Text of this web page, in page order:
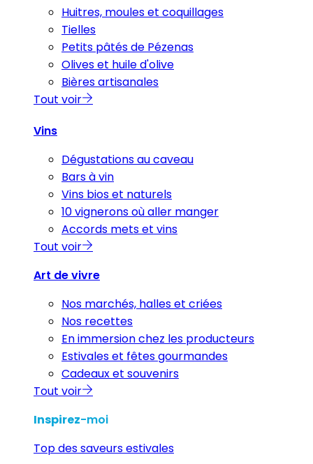
Huitres, moules et coquillages
Tielles
Petits pâtés de Pézenas
Olives et huile d'olive
Bières artisanales
Tout voir
Vins
Dégustations au caveau
Bars à vin
Vins bios et naturels
10 vignerons où aller manger
Accords mets et vins
Tout voir
Art de vivre
Nos marchés, halles et criées
Nos recettes
En immersion chez les producteurs
Estivales et fêtes gourmandes
Cadeaux et souvenirs
Tout voir
Inspirez-moi
Top des saveurs estivales